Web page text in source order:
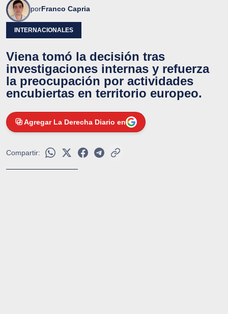
porFranco Capria
INTERNACIONALES
Viena tomó la decisión tras
investigaciones internas y refuerza
la preocupación por actividades
encubiertas en territorio europeo.
Agregar La Derecha Diario en
Compartir: